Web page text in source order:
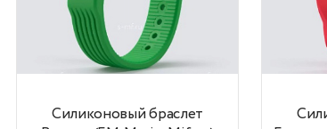
Силиконовый браслет